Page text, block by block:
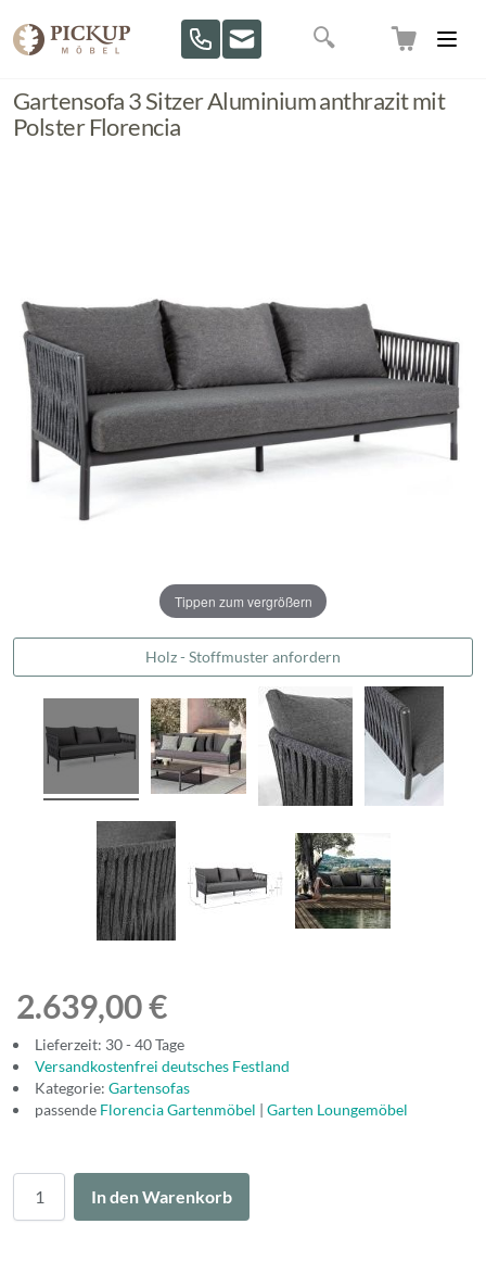
Suche
Gartensofa 3 Sitzer Aluminium anthrazit mit
Polster Florencia
Tippen zum vergrößern
Holz - Stoffmuster anfordern
2.639,00 €
Lieferzeit: 30 - 40 Tage
Versandkostenfrei deutsches Festland
Kategorie: Gartensofas
passende Florencia Gartenmöbel | Garten Loungemöbel
In den Warenkorb